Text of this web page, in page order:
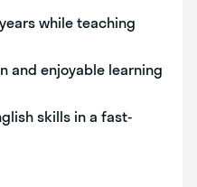
while teaching
and enjoyable learning
skills in a fast-